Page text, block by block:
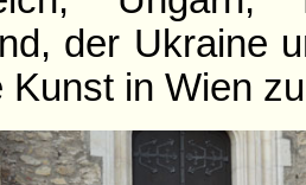
der Ukraine
Kunst in Wien